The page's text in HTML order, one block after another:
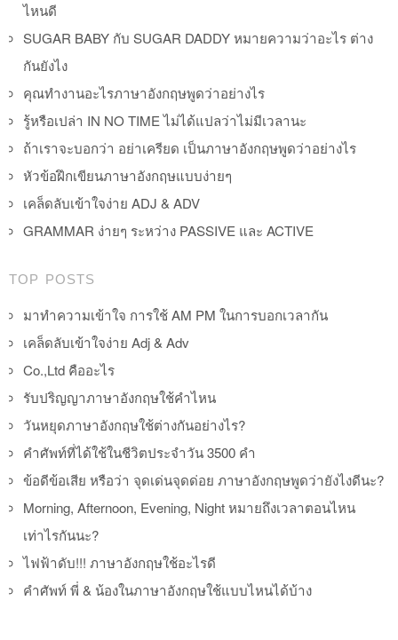
ไหนดี
SUGAR BABY กับ SUGAR DADDY หมายความว่าอะไร ต่าง
กันยังไง
คุณทำงานอะไรภาษาอังกฤษพูดว่าอย่างไร
รู้หรือเปล่า IN NO TIME ไม่ได้แปลว่าไม่มีเวลานะ
ถ้าเราจะบอกว่า อย่าเครียด เป็นภาษาอังกฤษพูดว่าอย่างไร
หัวข้อฝึกเขียนภาษาอังกฤษแบบง่ายๆ
เคล็ดลับเข้าใจง่าย ADJ & ADV
GRAMMAR ง่ายๆ ระหว่าง PASSIVE และ ACTIVE
TOP POSTS
มาทำความเข้าใจ การใช้ AM PM ในการบอกเวลากัน
เคล็ดลับเข้าใจง่าย Adj & Adv
Co.,Ltd คืออะไร
รับปริญญาภาษาอังกฤษใช้คำไหน
วันหยุดภาษาอังกฤษใช้ต่างกันอย่างไร?
คำศัพท์ที่ได้ใช้ในชีวิตประจำวัน 3500 คำ
ข้อดีข้อเสีย หรือว่า จุดเด่นจุดด่อย ภาษาอังกฤษพูดว่ายังไงดีนะ?
Morning, Afternoon, Evening, Night หมายถึงเวลาตอนไหน
เท่าไรกันนะ?
ไฟฟ้าดับ!!! ภาษาอังกฤษใช้อะไรดี
คำศัพท์ พี่ & น้องในภาษาอังกฤษใช้แบบไหนได้บ้าง